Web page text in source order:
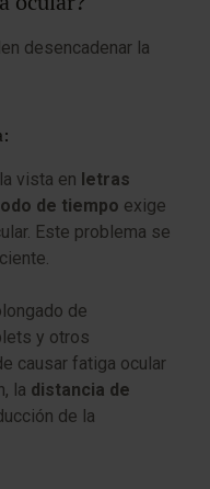
desencadenar la
vista en letras
de tiempo exige
Este problema se
de
y otros
causar fatiga ocular
la distancia de
de la